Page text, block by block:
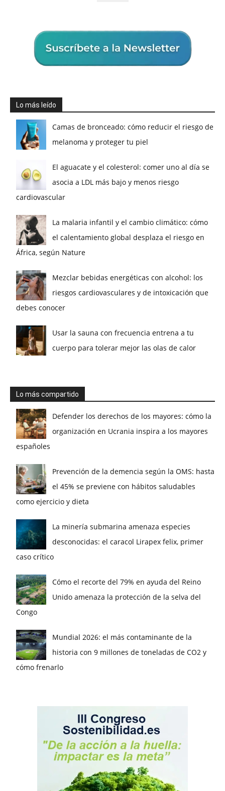
Lo más leído
Camas de bronceado: cómo reducir el riesgo de
melanoma y proteger tu piel
El aguacate y el colesterol: comer uno al día se
asocia a LDL más bajo y menos riesgo
cardiovascular
La malaria infantil y el cambio climático: cómo
el calentamiento global desplaza el riesgo en
África, según Nature
Mezclar bebidas energéticas con alcohol: los
riesgos cardiovasculares y de intoxicación que
debes conocer
Usar la sauna con frecuencia entrena a tu
cuerpo para tolerar mejor las olas de calor
Lo más compartido
Defender los derechos de los mayores: cómo la
organización en Ucrania inspira a los mayores
españoles
Prevención de la demencia según la OMS: hasta
el 45% se previene con hábitos saludables
como ejercicio y dieta
La minería submarina amenaza especies
desconocidas: el caracol Lirapex felix, primer
caso crítico
Cómo el recorte del 79% en ayuda del Reino
Unido amenaza la protección de la selva del
Congo
Mundial 2026: el más contaminante de la
historia con 9 millones de toneladas de CO2 y
cómo frenarlo